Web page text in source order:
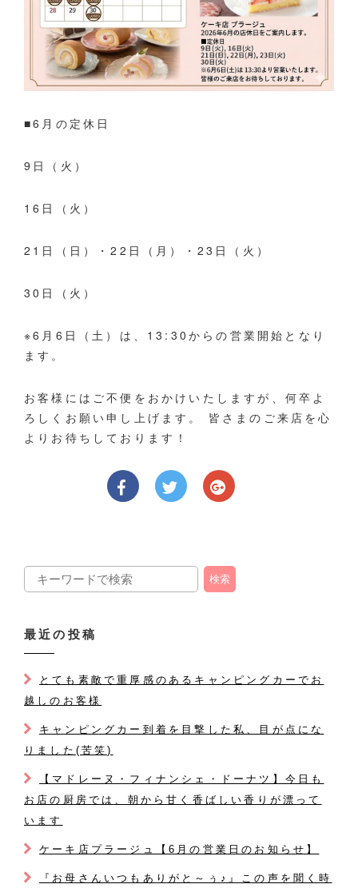
■6月の定休日
9日（火）
16日（火）
21日（日）・22日（月）・23日（火）
30日（火）
※6月6日（土）は、13:30からの営業開始となり
ます。
お客様にはご不便をおかけいたしますが、何卒よ
ろしくお願い申し上げます。 皆さまのご来店を心
よりお待ちしております！
最近の投稿
とても素敵で重厚感のあるキャンピングカーでお
越しのお客様
キャンピングカー到着を目撃した私、目が点にな
りました(苦笑)
【マドレーヌ・フィナンシェ・ドーナツ】今日も
お店の厨房では、朝から甘く香ばしい香りが漂って
います
ケーキ店プラージュ【6月の営業日のお知らせ】
『お母さんいつもありがと～ぅ♪』この声を聞く時